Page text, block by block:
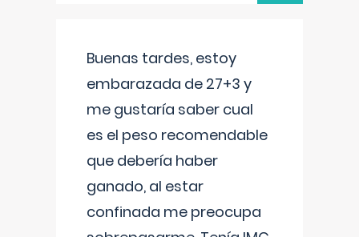
Buenas tardes, estoy
embarazada de 27+3 y
me gustaría saber cual
es el peso recomendable
que debería haber
ganado, al estar
confinada me preocupa